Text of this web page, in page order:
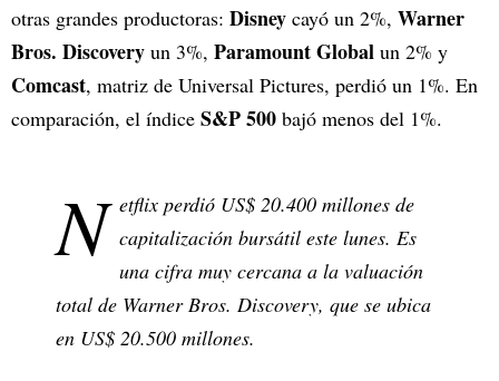
otras grandes productoras: Disney cayó un 2%, Warner
Bros. Discovery un 3%, Paramount Global un 2% y
Comcast, matriz de Universal Pictures, perdió un 1%. En
comparación, el índice S&P 500 bajó menos del 1%.
N etflix perdió US$ 20.400 millones de
capitalización bursátil este lunes. Es
una cifra muy cercana a la valuación
total de Warner Bros. Discovery, que se ubica
en US$ 20.500 millones.